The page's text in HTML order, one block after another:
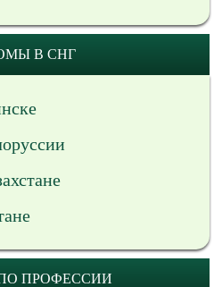
В СНГ
ПРОФЕССИИ